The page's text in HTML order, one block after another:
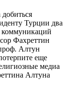
Турции два
коммуникаций
Фахреттин
Алтун
еще
медиа
Алтуна